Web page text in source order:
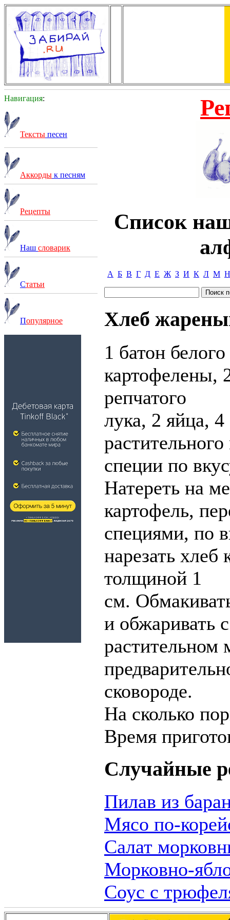
Навигация:
Тексты песен
Аккорды к песням
Рецепты
Наш словарик
Статьи
Популярное
Список
А Б В Г Д Е Ж З И К Л М Н
Хлеб
1 батон
картофелены,
репчатого
лука, 2 яйца, 4
специи по
Натереть на
картофель,
специями, по
нарезать хлеб
толщиной 1
см.
и обжаривать
растительном
сковороде.
На сколько
Время
Случайные
Пилав из
Мясо по-
Салат
Морковно-
Соус с